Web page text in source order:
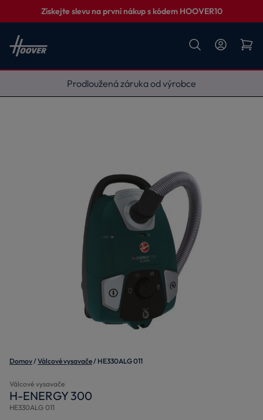
Získejte slevu na první nákup s kódem HOOVER10
Vyneseme, zapojíme, odvezeme
Domov Válcové vysavače HE330ALG 011
Válcové vysavače
H-ENERGY 300
HE330ALG 011